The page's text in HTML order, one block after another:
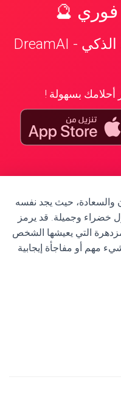
فوري 🔮
📱 تطبيق تفسير الأحلام الذكي - DreamAI
أحلامك بسهولة !
والسعادة، حيث يجد نفسه
خضراء وجميلة. قد يرمز
التي يعيشها الشخص
مهم أو مفاجأة إيجابية